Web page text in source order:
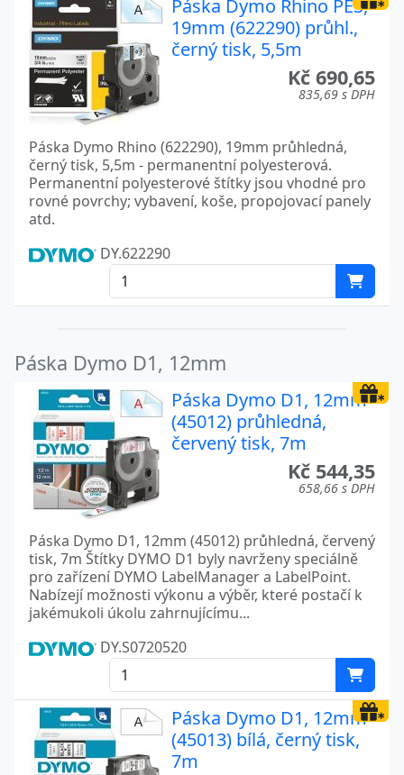
Páska Dymo Rhino PES,
19mm (622290) průhl.,
černý tisk, 5,5m
Kč 690,65
835,69 s DPH
Páska Dymo Rhino (622290), 19mm průhledná,
černý tisk, 5,5m - permanentní polyesterová.
Permanentní polyesterové štítky jsou vhodné pro
rovné povrchy; vybavení, koše, propojovací panely
atd.
DY.622290
Páska Dymo D1, 12mm
Páska Dymo D1, 12mm
(45012) průhledná,
červený tisk, 7m
Kč 544,35
658,66 s DPH
Páska Dymo D1, 12mm (45012) průhledná, červený
tisk, 7m Štítky DYMO D1 byly navrženy speciálně
pro zařízení DYMO LabelManager a LabelPoint.
Nabízejí možnosti výkonu a výběr, které postačí k
jakémukoli úkolu zahrnujícímu...
DY.S0720520
Páska Dymo D1, 12mm
(45013) bílá, černý tisk,
7m